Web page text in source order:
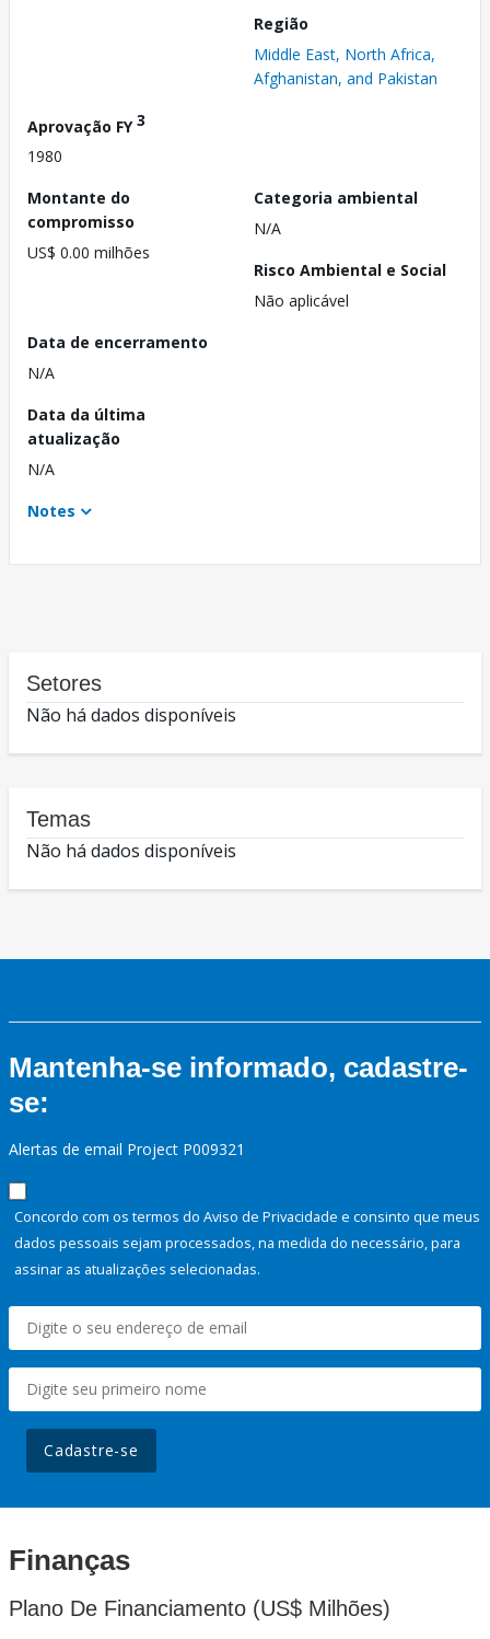
Região
Middle East, North Africa,
Afghanistan, and Pakistan
Aprovação FY3
1980
Montante do
compromisso
US$ 0.00 milhões
Categoria ambiental
N/A
Risco Ambiental e Social
Não aplicável
Data de encerramento
N/A
Data da última
atualização
N/A
Notes
Setores
Não há dados disponíveis
Temas
Não há dados disponíveis
Mantenha-se informado, cadastre-
se:
Alertas de email Project P009321
Concordo com os termos do Aviso de Privacidade e consinto que meus
dados pessoais sejam processados, na medida do necessário, para
assinar as atualizações selecionadas.
Cadastre-se
Finanças
Plano De Financiamento (US$ Milhões)